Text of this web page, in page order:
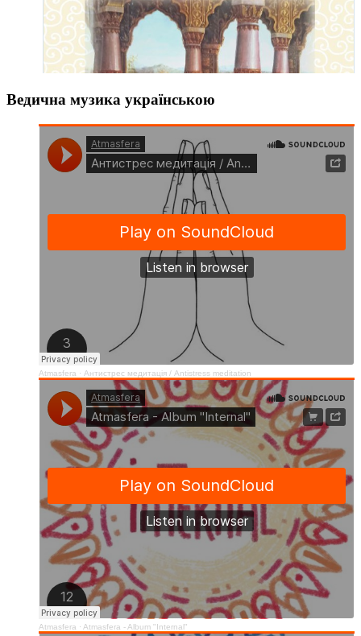
Ведична музика українською
Atmasfera · Антистрес медитація / Аntistress meditation
Atmasfera · Atmasfera - Album "Internal"